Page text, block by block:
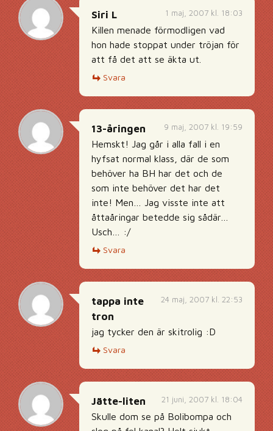
1 maj, 2007 kl. 18:03
Siri L
Killen menade förmodligen vad
hon hade stoppat under tröjan för
att få det att se äkta ut.
Svara
9 maj, 2007 kl. 19:59
13-åringen
Hemskt! Jag går i alla fall i en
hyfsat normal klass, där de som
behöver ha BH har det och de
som inte behöver det har det
inte! Men… Jag visste inte att
åttaåringar betedde sig sådär…
Usch… :/
Svara
24 maj, 2007 kl. 22:53
tappa inte
tron
jag tycker den är skitrolig :D
Svara
21 juni, 2007 kl. 18:04
Jätte-liten
Skulle dom se på Bolibompa och